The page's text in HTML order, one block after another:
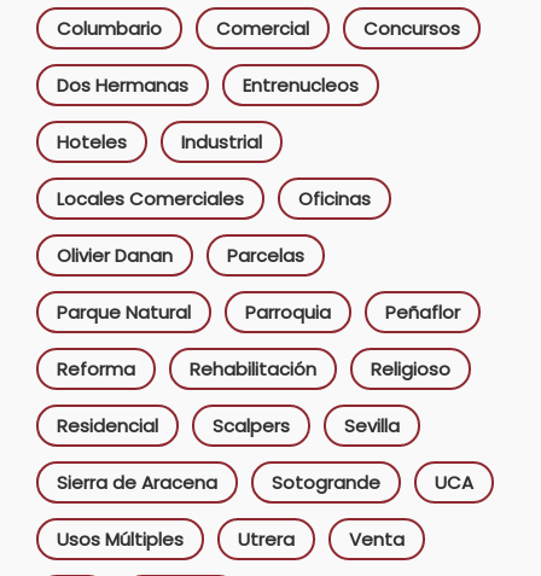
Columbario Comercial Concursos
Dos Hermanas Entrenucleos
Hoteles Industrial
Locales Comerciales Oficinas
Olivier Danan Parcelas
Parque Natural Parroquia Peñaflor
Reforma Rehabilitación Religioso
Residencial Scalpers Sevilla
Sierra de Aracena Sotogrande UCA
Usos Múltiples Utrera Venta